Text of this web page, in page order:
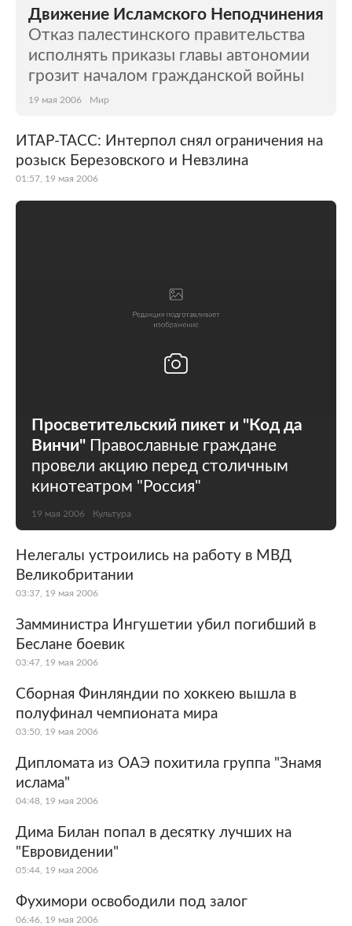
Движение Исламского Неподчинения
Отказ палестинского правительства
исполнять приказы главы автономии
грозит началом гражданской войны
19 мая 2006 Мир
ИТАР-ТАСС: Интерпол снял ограничения на
розыск Березовского и Невзлина
01:57, 19 мая 2006
Просветительский пикет и "Код да
Винчи" Православные граждане
провели акцию перед столичным
кинотеатром "Россия"
19 мая 2006 Культура
Нелегалы устроились на работу в МВД
Великобритании
03:37, 19 мая 2006
Замминистра Ингушетии убил погибший в
Беслане боевик
03:47, 19 мая 2006
Сборная Финляндии по хоккею вышла в
полуфинал чемпионата мира
03:50, 19 мая 2006
Дипломата из ОАЭ похитила группа "Знамя
ислама"
04:48, 19 мая 2006
Дима Билан попал в десятку лучших на
"Евровидении"
05:44, 19 мая 2006
Фухимори освободили под залог
06:46, 19 мая 2006